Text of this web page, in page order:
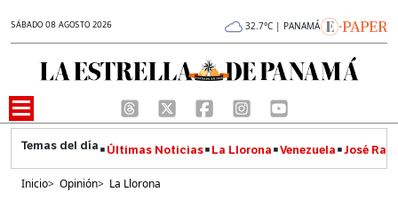
SÁBADO 08 AGOSTO 2026 32.7°C | PANAMÁ
Últimas Noticias La Llorona Venezuela José
Inicio> Opinión> La Llorona